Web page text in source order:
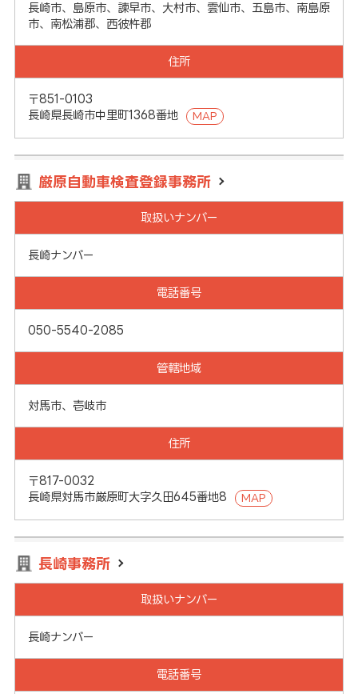
長崎市、島原市、諫早市、大村市、雲仙市、五島市、南島原
市、南松浦郡、西彼杵郡
住所
〒851-0103
長崎県長崎市中里町1368番地
MAP
厳原自動車検査登録事務所
取扱いナンバー
長崎ナンバー
電話番号
050-5540-2085
管轄地域
対馬市、壱岐市
住所
〒817-0032
長崎県対馬市厳原町大字久田645番地8
MAP
長崎事務所
取扱いナンバー
長崎ナンバー
電話番号